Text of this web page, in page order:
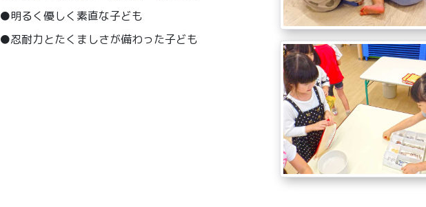
●明るく優しく素直な子ども
●忍耐力とたくましさが備わった子ども